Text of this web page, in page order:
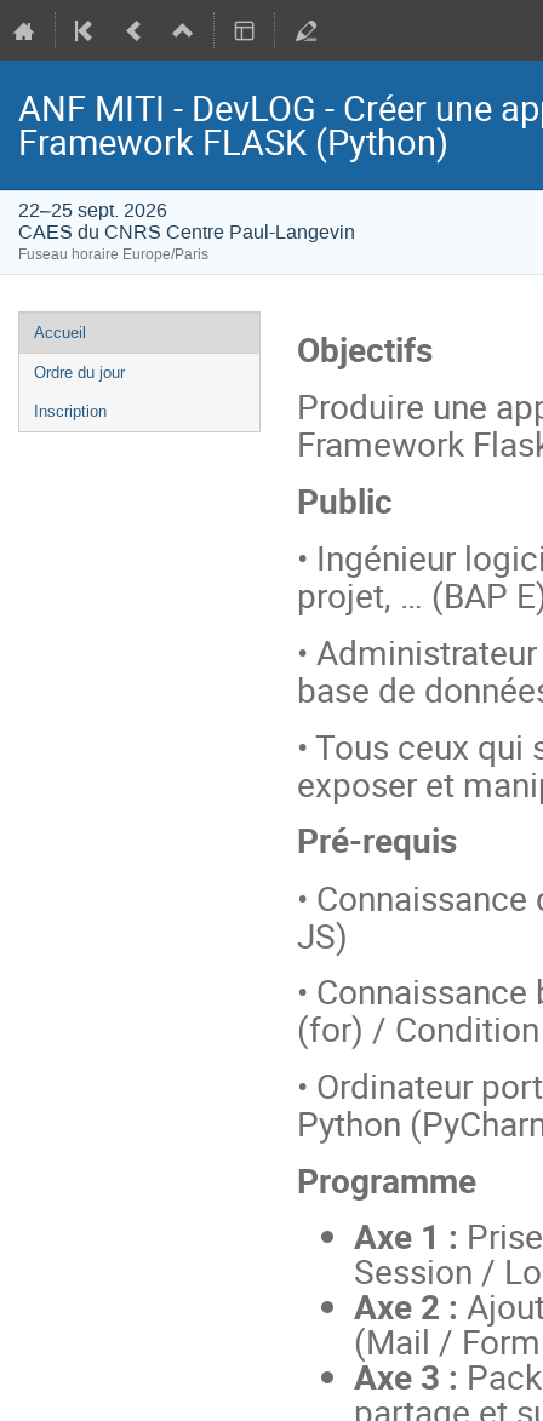
ANF MITI - DevLOG - Créer une
Framework FLASK (Python)
22–25 sept. 2026
CAES du CNRS Centre Paul-Langevin
Fuseau horaire Europe/Paris
Menu
de
l'événement
Accueil
Ordre du jour
Inscription
Objectifs
Produire une
Framework
Public
• Ingénieur
projet, … (BAP
•
base de
• Tous ceux
exposer et
Pré-requis
•
JS)
•
(for) /
• Ordinateur
Python
Programme
Axe 1 :
Session /
Axe 2 :
(Mail /
Axe 3 :
partage et